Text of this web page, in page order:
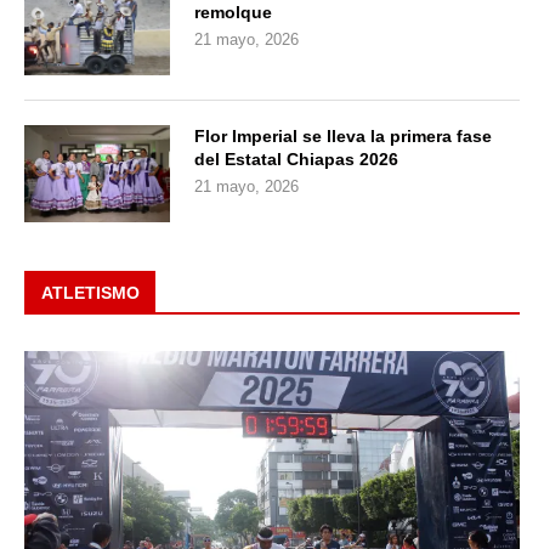
remolque
21 mayo, 2026
Flor Imperial se lleva la primera fase
del Estatal Chiapas 2026
21 mayo, 2026
ATLETISMO